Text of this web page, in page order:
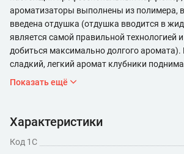
ароматизаторы выполнены из полимера, в
введена отдушка (отдушка вводится в
является самой правильной технологией
добиться максимально долгого аромата). Радостный,
сладкий, легкий аромат клубники
снижает эмоциональное напряжение.
Показать ещё
Характеристики
Код 1С